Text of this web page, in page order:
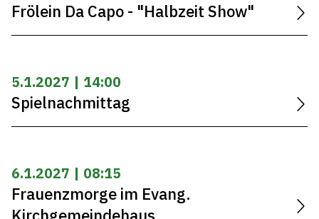
Frölein Da Capo - "Halbzeit Show"
5.1.2027 | 14:00
Spielnachmittag
6.1.2027 | 08:15
Frauenzmorge im Evang.